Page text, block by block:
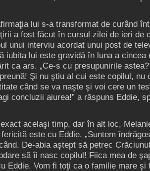
lui s-a transformat de curând
a fost făcut în cursul zilei de ieri de
unui interviu acordat unui post de
iubita lui este gravidă în luna a cincea
ca ars. „Ce-s cu presupunirile
Şi nu ştiu al cui este copilul, nu
când se va naşte şi voi cere un
concluzii aiurea!” a răspuns Eddie,
acelaşi timp, dar în alt loc,
este cu Eddie. „Suntem
De-abia aştept să petrec
să îi nasc copilul! Fiica mea de
Eddie. Vom fi toţi ca o familie mare şi